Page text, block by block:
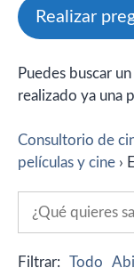
Realizar
Puedes buscar
realizado ya una
Consultorio de
películas y cine ›
Filtrar: Todo